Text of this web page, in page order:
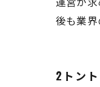
後も業
2トン